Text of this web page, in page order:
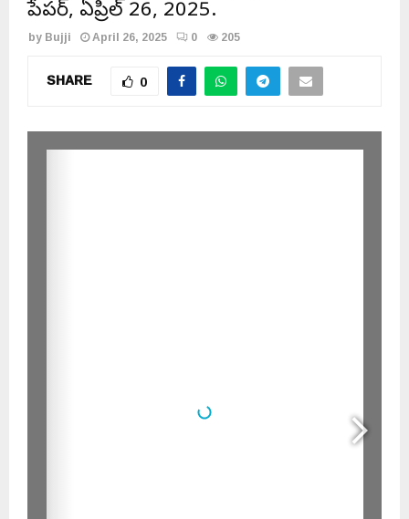
పేపర్, ఏప్రిల్ 26, 2025.
byBujji April 26, 2025 0 205
SHARE 0